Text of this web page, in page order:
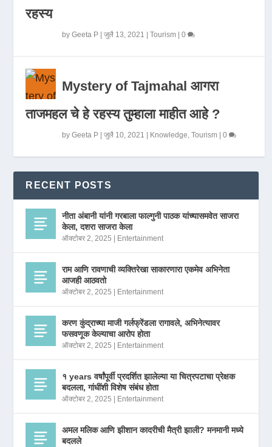
रहस्य
byGeeta P |जुलै 13, 2021 |Tourism |0
Mystery of Tajmahal आगरा
ताजमहल चे हे रहस्य तुम्हाला माहीत आहे ?
byGeeta P |जुलै 10, 2021 Knowledge,Tourism |0
RECENT POSTS
नीता अंबानी यांनी गरबाला फाल्गुनी पाठक यांच्यासमवेत साजरा
केला, दशरा साजरा केला
ऑक्टोबर 2, 2025 Entertainment
राम आणि रावणाची व्यक्तिरेखा साकारणारा एकमेव अभिनेता
आजही आठवतो
ऑक्टोबर 2, 2025 Entertainment
करण कुंद्राच्या माजी गर्लफ्रेंडला रागावले, अभिनेत्यावर
फसवणूक केल्याचा आरोप होता
ऑक्टोबर 2, 2025 Entertainment
१ years वर्षांपूर्वी प्रदर्शित झालेल्या या चित्रपटाचा प्रेक्षक
बदलला, गांधींशी विशेष संबंध होता
ऑक्टोबर 2, 2025 Entertainment
अमल मलिक आणि झीशान कादरीची मैत्री झाली? मनमानी मध्ये
बदलले